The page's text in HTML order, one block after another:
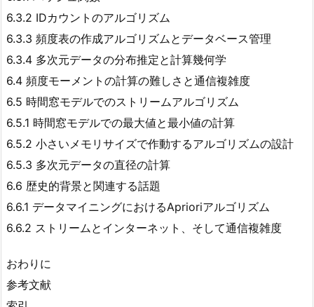
6.3.2 IDカウントのアルゴリズム
6.3.3 頻度表の作成アルゴリズムとデータベース管理
6.3.4 多次元データの分布推定と計算幾何学
6.4 頻度モーメントの計算の難しさと通信複雑度
6.5 時間窓モデルでのストリームアルゴリズム
6.5.1 時間窓モデルでの最大値と最小値の計算
6.5.2 小さいメモリサイズで作動するアルゴリズムの設計
6.5.3 多次元データの直径の計算
6.6 歴史的背景と関連する話題
6.6.1 データマイニングにおけるAprioriアルゴリズム
6.6.2 ストリームとインターネット、そして通信複雑度
おわりに
参考文献